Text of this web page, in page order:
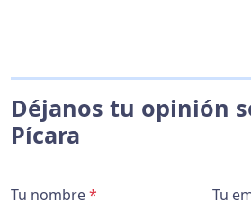
Déjanos tu opinión
Pícara
Tu nombre* Tu